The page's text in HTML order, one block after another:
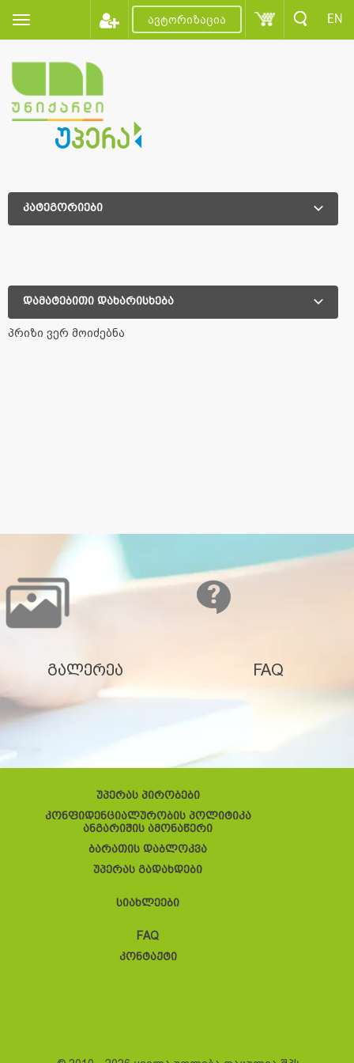
ავტორიზაცია EN
კატეგორიები
დამატებითი დახარისხება
პრიზი ვერ მოიძებნა
გალერეა FAQ
უპერას პირობები
კონფიდენციალურობის პოლიტიკა
ანგარიშის ამონაწერი
ბარათის დაბლოკვა
უპერას გადახდები
სიახლეები
FAQ
კონტაქტი